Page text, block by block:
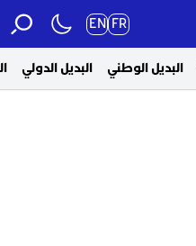
FR
EN
البديل الوطني البديل الدولي